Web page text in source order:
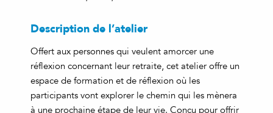
Description de l’atelier
Offert aux personnes qui veulent amorcer une
réflexion concernant leur retraite, cet atelier offre un
espace de formation et de réflexion où les
participants vont explorer le chemin qui les mènera
à une prochaine étape de leur vie. Conçu pour offrir